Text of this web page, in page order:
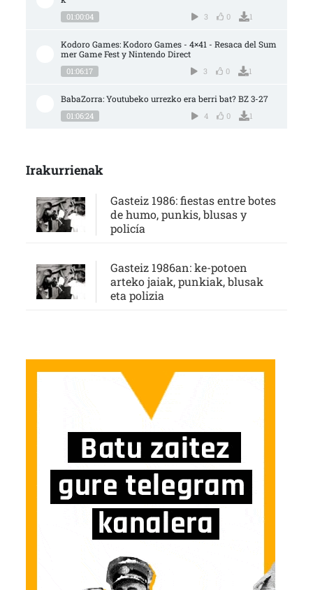
01:00:04 3 0 1
Kodoro Games: Kodoro Games - 4×41 - Resaca del Sum
mer Game Fest y Nintendo Direct
01:06:17 3 0 1
BabaZorra: Youtubeko urrezko era berri bat? BZ 3-27
01:06:24 4 0 1
Irakurrienak
Gasteiz 1986: fiestas entre botes
de humo, punkis, blusas y
policía
Gasteiz 1986an: ke-potoen
arteko jaiak, punkiak, blusak
eta polizia